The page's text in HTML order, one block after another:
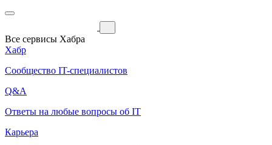
Все сервисы Хабра
Хабр
Сообщество IT-специалистов
Q&A
Ответы на любые вопросы об IT
Карьера